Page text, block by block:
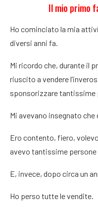
Il mio primo
Ho cominciato la mia
diversi anni fa.
Mi ricordo che, durante il
riuscito a vendere
sponsorizzare tantissime
Mi avevano insegnato che
Ero contento, fiero,
avevo tantissime
E, invece, dopo circa un
Ho perso tutte le vendite.